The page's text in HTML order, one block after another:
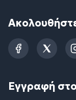
FacebookTwitter
Εγγραφή